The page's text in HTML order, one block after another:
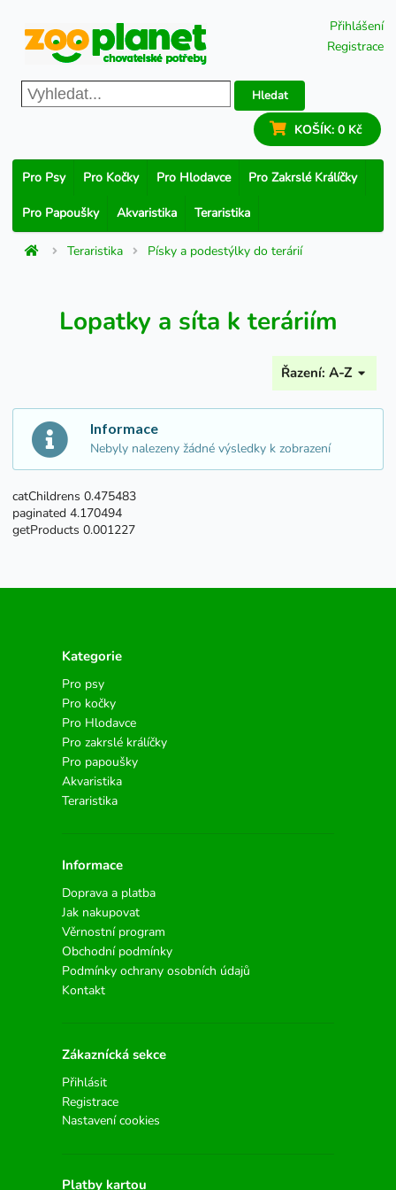
Přihlášení
Registrace
Hledat
KOŠÍK: 0 Kč
Pro Psy Pro Kočky Pro Hlodavce Pro Zakrslé Králíčky
Pro Papoušky Akvaristika Teraristika
Teraristika Písky a podestýlky do terárií
Lopatky a síta k teráriím
Řazení: A-Z
Informace
Nebyly nalezeny žádné výsledky k zobrazení
catChildrens 0.475483
paginated 4.170494
getProducts 0.001227
Kategorie
Pro psy
Pro kočky
Pro Hlodavce
Pro zakrslé králíčky
Pro papoušky
Akvaristika
Teraristika
Informace
Doprava a platba
Jak nakupovat
Věrnostní program
Obchodní podmínky
Podmínky ochrany osobních údajů
Kontakt
Zákaznícká sekce
Přihlásit
Registrace
Nastavení cookies
Platby kartou